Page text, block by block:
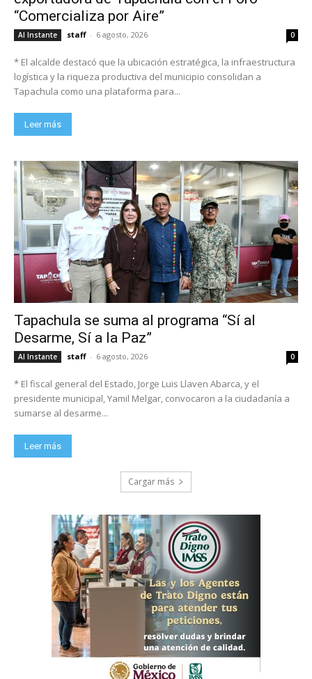
“Comercializa por Aire”
Al Instante staff - 6 agosto, 2026 0
* El alcalde destacó que la ubicación estratégica, la infraestructura
logística y la riqueza productiva del municipio consolidan a
Tapachula como una plataforma para...
Leer más
Tapachula se suma al programa “Sí al
Desarme, Sí a la Paz”
Al Instante staff - 6 agosto, 2026 0
* El fiscal general del Estado, Jorge Luis Llaven Abarca, y el
presidente municipal, Yamil Melgar, convocaron a la ciudadanía a
sumarse al desarme...
Leer más
Cargar más